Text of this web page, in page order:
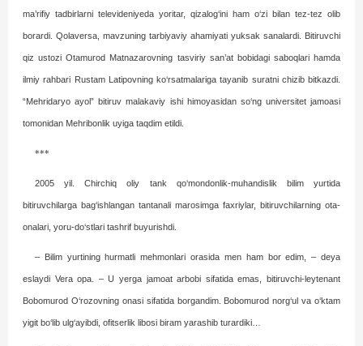
ma’rifiy tadbirlarni televideniyeda yoritar, qizalog‘ini ham o‘zi bilan tez-tez olib
borardi. Qolaversa, mavzuning tar­biyaviy ahamiyati yuksak sanalardi. Bitiruvchi
qiz ustozi Otamurod Matnazarovning tasviriy san’at bobidagi saboqlari hamda
ilmiy rahbari Rustam Latipovning ko‘rsatmalariga tayanib suratni chizib bitkazdi.
“Mehridaryo ayol” bitiruv malakaviy ishi himoyasidan so‘ng universitet jamoasi
tomonidan Mehribonlik uyiga taqdim etildi.
***
2005 yil. Chirchiq oliy tank qo‘mondonlik-muhandislik bilim yurtida
bitiruvchilarga bag‘ishlangan tantanali marosimga faxriylar, bitiruvchilarning ota-
onalari, yoru-do‘stlari tashrif buyurishdi.
– Bilim yurtining hurmatli mehmonlari orasida men ham bor edim, – deya
eslaydi Vera opa. – U yerga jamoat arbobi sifatida emas, bitiruvchi-leytenant
Bobomurod O‘rozovning onasi sifatida borgandim. Bobomurod norg‘ul va o‘ktam
yigit bo‘lib ulg‘ayibdi, ofitserlik libosi biram yarashib turardiki…